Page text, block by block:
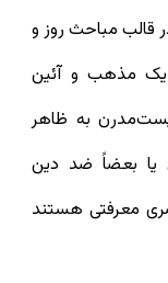
قالب مباحث روز و
یک مذهب و آئین
به ظاهر
یا بعضاً ضد دین
معرفتی‌ هستند